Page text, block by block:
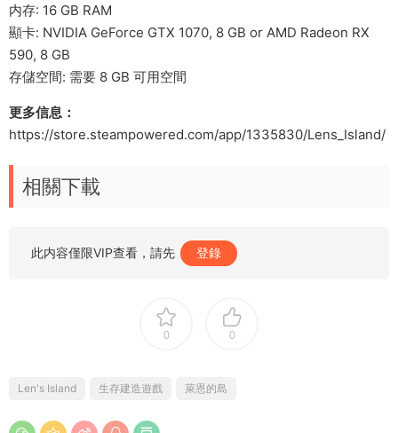
内存: 16 GB RAM
顯卡: NVIDIA GeForce GTX 1070, 8 GB or AMD Radeon RX
590, 8 GB
存儲空間: 需要 8 GB 可用空間
更多信息：
https://store.steampowered.com/app/1335830/Lens_Island/
相關下載
此内容僅限VIP查看，請先 登錄
0 0
Len's Island 生存建造遊戲 萊恩的島